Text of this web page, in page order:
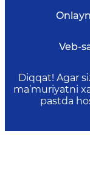
Veb-
Diqqat! Agar
ma’muriyatni
pastda